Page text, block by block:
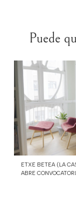
Puede
ETXE BETEA (LA
ABRE